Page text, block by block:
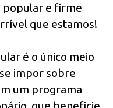
popular e firme
que estamos!
é o único meio
impor sobre
um programa